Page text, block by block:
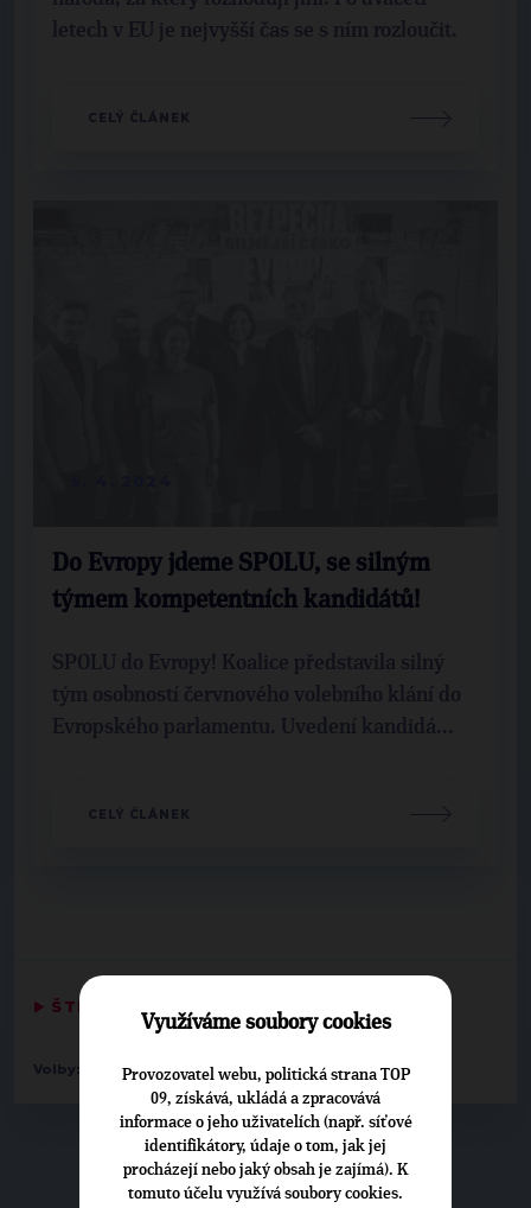
▶KONTAKT ◀
letech v EU je nejvyšší čas se s ním rozloučit.
CELÝ ČLÁNEK
Do Evropy jdeme SPOLU, se silným
týmem kompetentních kandidátů!
SPOLU do Evropy! Koalice představila silný
tým osobností červnového volebního klání do
Evropského parlamentu. Uvedení kandidá...
CELÝ ČLÁNEK
▶ ŠTÍTKY
Volby: 2024 evropský parlament-22. Diana Bangoura
Využíváme soubory cookies
Provozovatel webu, politická strana TOP
09, získává, ukládá a zpracovává
informace o jeho uživatelích (např. síťové
identifikátory, údaje o tom, jak jej
procházejí nebo jaký obsah je zajímá). K
tomuto účelu využívá soubory cookies.